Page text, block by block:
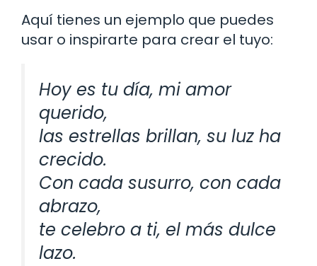
Aquí tienes un ejemplo que puedes
usar o inspirarte para crear el tuyo:
Hoy es tu día, mi amor
querido,
las estrellas brillan, su luz ha
crecido.
Con cada susurro, con cada
abrazo,
te celebro a ti, el más dulce
lazo.